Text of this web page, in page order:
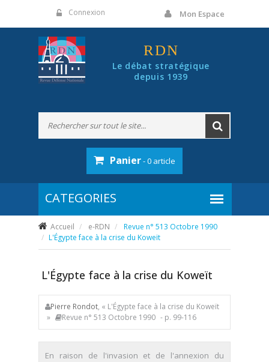
Connexion Mon Espace
RDN
Le débat stratégique
depuis 1939
Panier- 0 article
Accueil e-RDN
Revue n° 513 Octobre 1990
L'Égypte face à la crise du Koweït
L'Égypte face à la crise du Koweït
Pierre Rondot, « L'Égypte face à la crise du Koweït
»
Revue n° 513 Octobre 1990 - p. 99-116
En raison de l'invasion et de l'annexion du